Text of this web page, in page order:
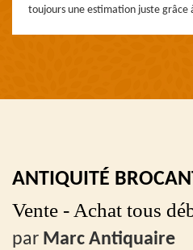
toujours une estimation juste grâce
ANTIQUITÉ
Vente - Achat tous
par Marc Antiquaire